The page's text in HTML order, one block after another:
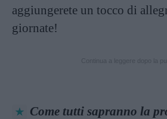
aggiungerete un tocco di
giornate!
Come tutti sapranno la